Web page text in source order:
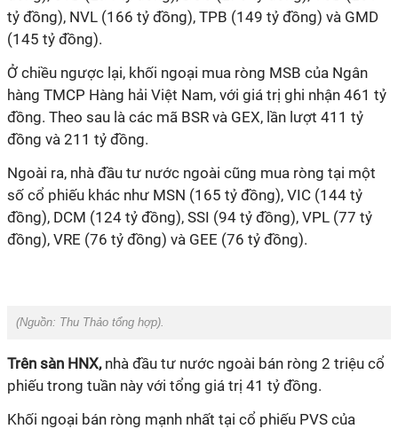
tỷ đồng), NVL (166 tỷ đồng), TPB (149 tỷ đồng) và GMD
(145 tỷ đồng).
Ở chiều ngược lại, khối ngoại mua ròng MSB của Ngân
hàng TMCP Hàng hải Việt Nam, với giá trị ghi nhận 461 tỷ
đồng. Theo sau là các mã BSR và GEX, lần lượt 411 tỷ
đồng và 211 tỷ đồng.
Ngoài ra, nhà đầu tư nước ngoài cũng mua ròng tại một
số cổ phiếu khác như MSN (165 tỷ đồng), VIC (144 tỷ
đồng), DCM (124 tỷ đồng), SSI (94 tỷ đồng), VPL (77 tỷ
đồng), VRE (76 tỷ đồng) và GEE (76 tỷ đồng).
(Nguồn: Thu Thảo tổng hợp).
Trên sàn HNX,nhà đầu tư nước ngoài bán ròng 2 triệu cổ
phiếu trong tuần này với tổng giá trị 41 tỷ đồng.
Khối ngoại bán ròng mạnh nhất tại cổ phiếu PVS của